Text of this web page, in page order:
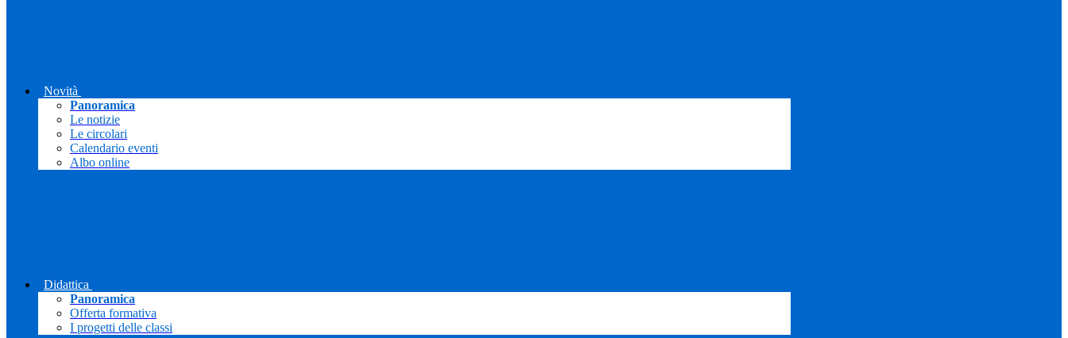
Novità
Panoramica
Le notizie
Le circolari
Calendario eventi
Albo online
Didattica
Panoramica
Offerta formativa
I progetti delle classi